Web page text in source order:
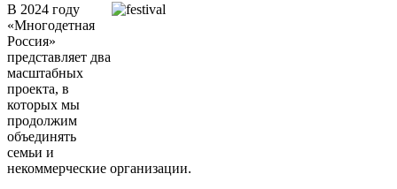
В 2024 году
«Многодетная
Россия»
представляет два
масштабных
проекта, в
которых мы
продолжим
объединять
семьи и
некоммерческие организации.